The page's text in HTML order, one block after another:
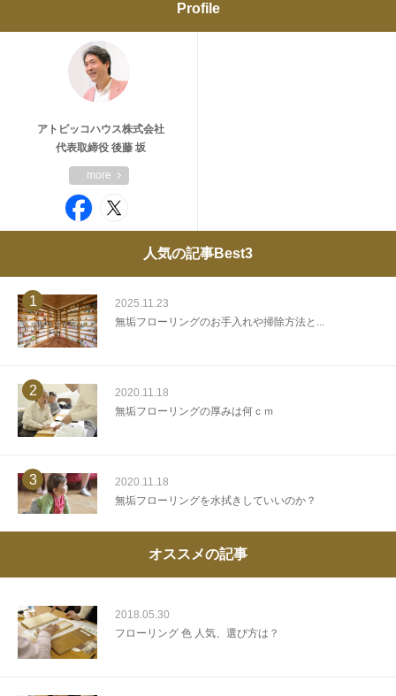
Profile
アトピッコハウス株式会社
代表取締役 後藤 坂
more
人気の記事Best3
1
2025.11.23
無垢フローリングのお手入れや掃除方法と...
2
2020.11.18
無垢フローリングの厚みは何ｃｍ
3
2020.11.18
無垢フローリングを水拭きしていいのか？
オススメの記事
2018.05.30
フローリング 色 人気、選び方は？